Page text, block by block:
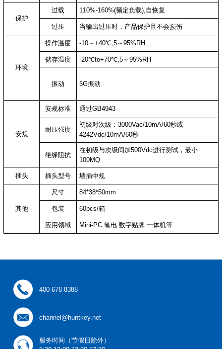
保护
过载 110%-160%(额定负载),自恢复
过压 当输出过压时，产品保护且不会损伤
环境
操作温度 -10～+40℃,5～95%RH
储存温度 -20℃to+70℃,5～95%RH
振动 5G振动
安规
安规标准 通过GB4943
耐压强度
初级对次级：3000Vac/10mA/60秒或
4242Vdc/10mA/60秒
绝缘阻抗
在初级与次级间加500Vdc进行测试，最小
100MQ
插头 插头型号 墙插中规
其他
尺寸 84*38*50mm
包装 60pcs/箱
应用领域 Mini-PC 笔电 数字贴牌 一体机等
400-678-8388
channel@huntkey.net
服务时间（节假日除外）